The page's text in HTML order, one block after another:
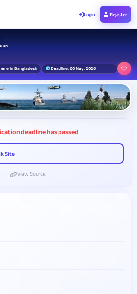
Login Register
in Bangladesh Deadline: 06 May, 2026
deadline has passed
Site
View Source